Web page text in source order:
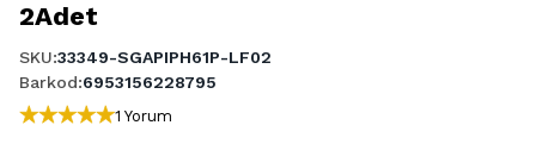
2Adet
SKU:33349-SGAPIPH61P-LF02
Barkod:6953156228795
1 Yorum